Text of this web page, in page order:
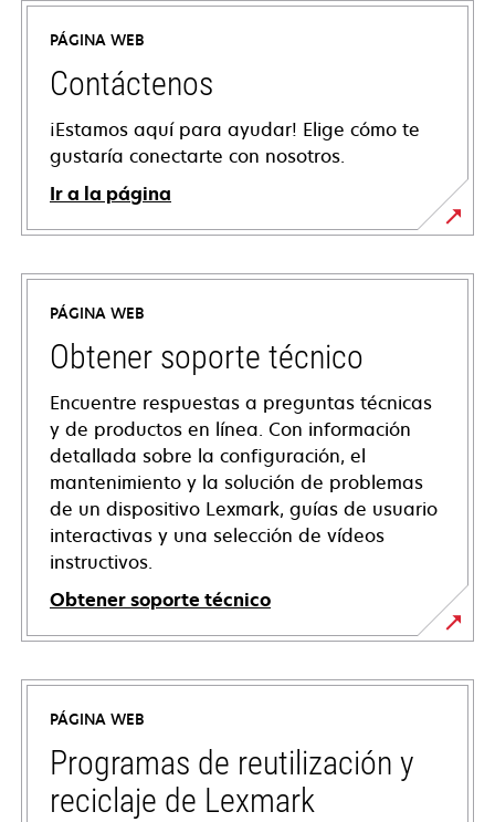
PÁGINA WEB
Contáctenos
¡Estamos aquí para ayudar! Elige cómo te
gustaría conectarte con nosotros.
Ir a la página
PÁGINA WEB
Obtener soporte técnico
Encuentre respuestas a preguntas técnicas
y de productos en línea. Con información
detallada sobre la configuración, el
mantenimiento y la solución de problemas
de un dispositivo Lexmark, guías de usuario
interactivas y una selección de vídeos
instructivos.
Obtener soporte técnico
opens
in
new
tab
PÁGINA WEB
Programas de reutilización y
reciclaje de Lexmark